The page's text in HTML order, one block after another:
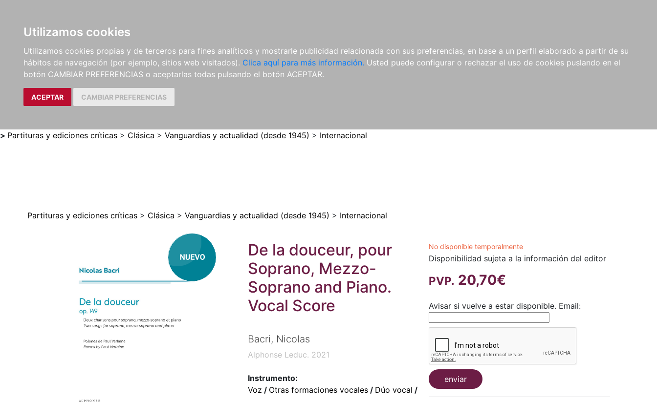
Utilizamos cookies
Utilizamos cookies propias y de terceros para fines analíticos y mostrarle publicidad relacionada con sus preferencias, en base a un perfil elaborado a partir de su
hábitos de navegación (por ejemplo, sitios web visitados). Clica aquí para más información. Usted puede configurar o rechazar el uso de cookies puslando en el
botón CAMBIAR PREFERENCIAS o aceptarlas todas pulsando el botón ACEPTAR.
ACEPTAR CAMBIAR PREFERENCIAS
LIBROS
MÉTODOS Y
EJERCICIOS
PARTITURAS Y EDICIONES
CRÍTICAS
REVISTAS
CDS Y
DVDS
MATERIAL
COMPLEMENTARIO
NOVEDADES NOTICIAS
COMPRAS
INSTITUCIONALES
> Partituras y ediciones críticas > Clásica > Vanguardias y actualidad (desde 1945) > Internacional
Partituras y ediciones críticas > Clásica > Vanguardias y actualidad (desde 1945) > Internacional
De la douceur, pour
Soprano, Mezzo-
Soprano and Piano.
Vocal Score
Bacri, Nicolas
Alphonse Leduc. 2021
Instrumento:
Voz / Otras formaciones vocales/ Dúo vocal /
No disponible temporalmente
Disponibilidad sujeta a la información del editor
PVP. 20,70€
Avisar si vuelve a estar disponible. Email:
enviar